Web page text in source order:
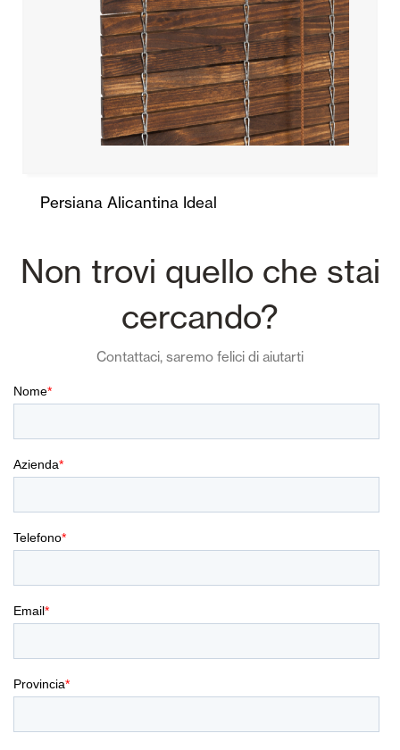
Persiana Alicantina Ideal
Non trovi quello che stai
cercando?
Contattaci, saremo felici di aiutarti